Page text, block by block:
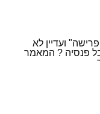
ועדיין לא
פנסיה ? המאמר